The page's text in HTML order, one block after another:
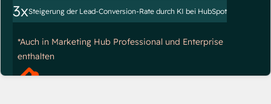
3xSteigerung der Lead-Conversion-Rate durch KI bei HubSpot
*Auch in Marketing Hub Professional und Enterprise
enthalten